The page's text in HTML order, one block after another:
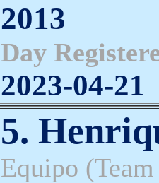
2013
Day
2023-04-21
5.
Equipo